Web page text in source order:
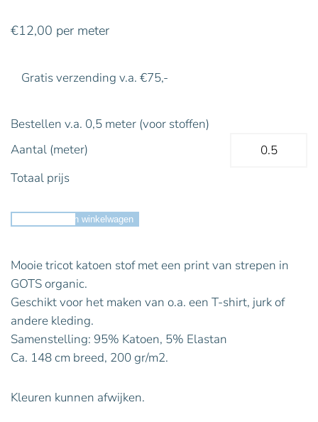
€12,00 per meter
Gratis verzending v.a. €75,-
Bestellen v.a. 0,5 meter (voor stoffen)
Aantal (meter)
Totaal prijs
Toevoegen aan winkelwagen
Mooie tricot katoen stof met een print van strepen in
GOTS organic.
Geschikt voor het maken van o.a. een T-shirt, jurk of
andere kleding.
Samenstelling: 95% Katoen, 5% Elastan
Ca. 148 cm breed, 200 gr/m2.
Kleuren kunnen afwijken.